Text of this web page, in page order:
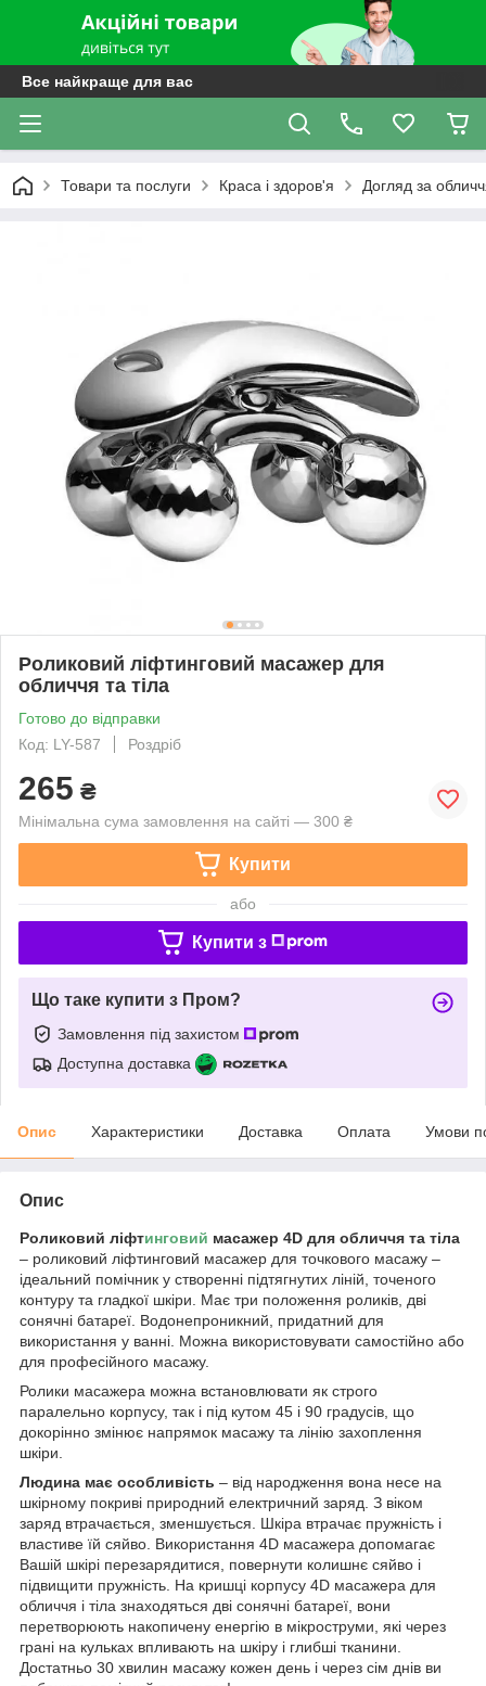
Все найкраще для вас
Товари та послуги Краса і здоров'я Догляд за
Роликовий ліфтинговий масажер для
обличчя та тіла
Готово до відправки
Код: LY-587
Роздріб
265 ₴
Мінімальна сума замовлення на сайті — 300 ₴
Купити
або
Купити з
Що таке купити з Пром?
Замовлення під захистом
Доступна доставка
Опис Характеристики Доставка Оплата Умови
Опис
Роликовий ліфтинговий масажер 4D для обличчя та тіла
– роликовий ліфтинговий масажер для точкового масажу –
ідеальний помічник у створенні підтягнутих ліній, точеного
контуру та гладкої шкіри. Має три положення роликів, дві
сонячні батареї. Водонепроникний, придатний для
використання у ванні. Можна використовувати самостійно або
для професійного масажу.
Ролики масажера можна встановлювати як строго
паралельно корпусу, так і під кутом 45 і 90 градусів, що
докорінно змінює напрямок масажу та лінію захоплення
шкіри.
Людина має особливість – від народження вона несе на
шкірному покриві природний електричний заряд. З віком
заряд втрачається, зменшується. Шкіра втрачає пружність і
властиве їй сяйво. Використання 4D масажера допомагає
Вашій шкірі перезарядитися, повернути колишнє сяйво і
підвищити пружність. На кришці корпусу 4D масажера для
обличчя і тіла знаходяться дві сонячні батареї, вони
перетворюють накопичену енергію в мікроструми, які через
грані на кульках впливають на шкіру і глибші тканини.
Достатньо 30 хвилин масажу кожен день і через сім днів ви